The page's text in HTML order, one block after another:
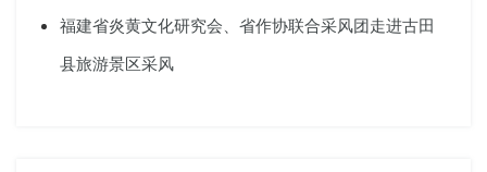
福建省炎黄文化研究会、省作协联合采风团走进古田
县旅游景区采风